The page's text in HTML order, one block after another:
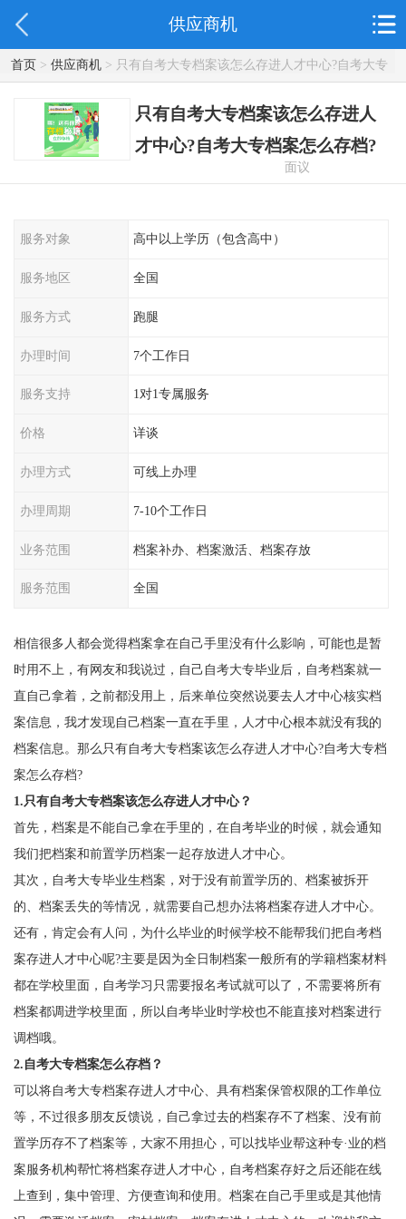
供应商机
首页> 供应商机> 只有自考大专档案该怎么存进人才中心?自考大专
档案怎么存档?
只有自考大专档案该怎么存进人
才中心?自考大专档案怎么存档?
面议
服务对象 高中以上学历（包含高中）
服务地区 全国
服务方式 跑腿
办理时间 7个工作日
服务支持 1对1专属服务
价格 详谈
办理方式 可线上办理
办理周期 7-10个工作日
业务范围 档案补办、档案激活、档案存放
服务范围 全国
相信很多人都会觉得档案拿在自己手里没有什么影响，可能也是暂
时用不上，有网友和我说过，自己自考大专毕业后，自考档案就一
直自己拿着，之前都没用上，后来单位突然说要去人才中心核实档
案信息，我才发现自己档案一直在手里，人才中心根本就没有我的
档案信息。那么只有自考大专档案该怎么存进人才中心?自考大专档
案怎么存档?
1.只有自考大专档案该怎么存进人才中心？
首先，档案是不能自己拿在手里的，在自考毕业的时候，就会通知
我们把档案和前置学历档案一起存放进人才中心。
其次，自考大专毕业生档案，对于没有前置学历的、档案被拆开
的、档案丢失的等情况，就需要自己想办法将档案存进人才中心。
还有，肯定会有人问，为什么毕业的时候学校不能帮我们把自考档
案存进人才中心呢?主要是因为全日制档案一般所有的学籍档案材料
都在学校里面，自考学习只需要报名考试就可以了，不需要将所有
档案都调进学校里面，所以自考毕业时学校也不能直接对档案进行
调档哦。
2.自考大专档案怎么存档？
可以将自考大专档案存进人才中心、具有档案保管权限的工作单位
等，不过很多朋友反馈说，自己拿过去的档案存不了档案、没有前
置学历存不了档案等，大家不用担心，可以找毕业帮这种专·业的档
案服务机构帮忙将档案存进人才中心，自考档案存好之后还能在线
上查到，集中管理、方便查询和使用。档案在自己手里或是其他情